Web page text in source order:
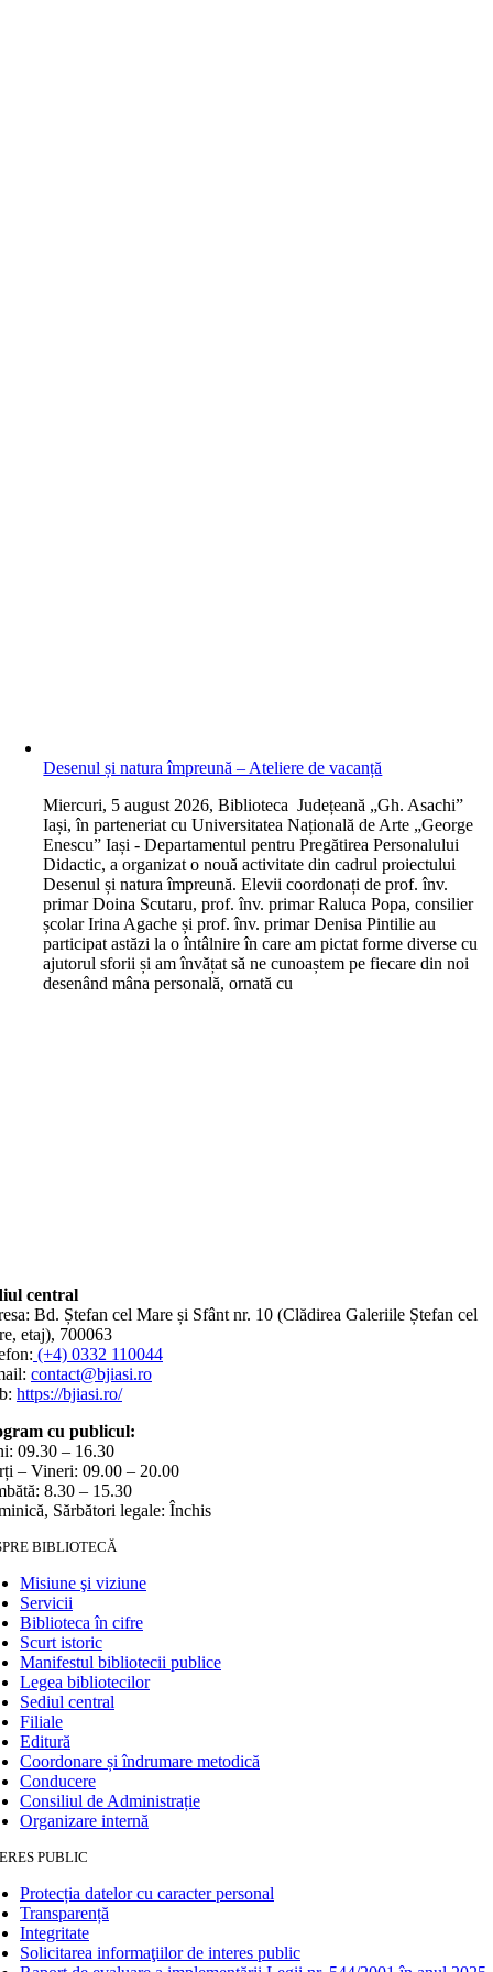
Desenul și natura împreună – Ateliere de vacanță
Miercuri, 5 august 2026, Biblioteca Județeană „Gh. Asachi”
Iași, în parteneriat cu Universitatea Națională de Arte „George
Enescu” Iași - Departamentul pentru Pregătirea Personalului
Didactic, a organizat o nouă activitate din cadrul proiectului
Desenul și natura împreună. Elevii coordonați de prof. înv.
primar Doina Scutaru, prof. înv. primar Raluca Popa, consilier
școlar Irina Agache și prof. înv. primar Denisa Pintilie au
participat astăzi la o întâlnire în care am pictat forme diverse cu
ajutorul sforii și am învățat să ne cunoaștem pe fiecare din noi
desenând mâna personală, ornată cu
central
Bd. Ștefan cel Mare și Sfânt nr. 10 (Clădirea Galeriile Ștefan cel
etaj), 700063
(+4) 0332 110044
contact@bjiasi.ro
https://bjiasi.ro/
cu publicul:
09.30 – 16.30
– Vineri: 09.00 – 20.00
8.30 – 15.30
Sărbători legale: Închis
BIBLIOTECĂ
Misiune şi viziune
Servicii
Biblioteca în cifre
Scurt istoric
Manifestul bibliotecii publice
Legea bibliotecilor
Sediul central
Filiale
Editură
Coordonare și îndrumare metodică
Conducere
Consiliul de Administrație
Organizare internă
PUBLIC
Protecția datelor cu caracter personal
Transparență
Integritate
Solicitarea informaţiilor de interes public